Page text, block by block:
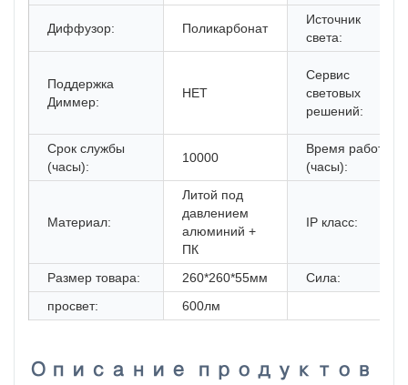
Диффузор: Поликарбонат
Источник
света:
Поддержка
Диммер:
НЕТ
Сервис
световых
решений:
Срок службы
(часы):
10000
Время работы
(часы):
Материал:
Литой под
давлением
алюминий +
ПК
IP класс:
Размер товара: 260*260*55мм
Сила:
просвет:
600лм
Описание продуктов